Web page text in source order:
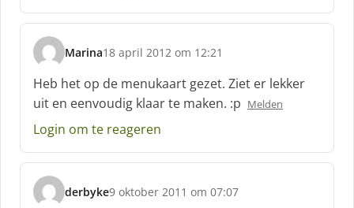
f
Marina
s
c
h
r
e
f
18 april 2012 om 12:21
Heb het op de menukaart gezet. Ziet er lekker
uit en eenvoudig klaar te maken. :p Melden
Login om te reageren
derbyke
s
9 oktober 2011 om 07:07